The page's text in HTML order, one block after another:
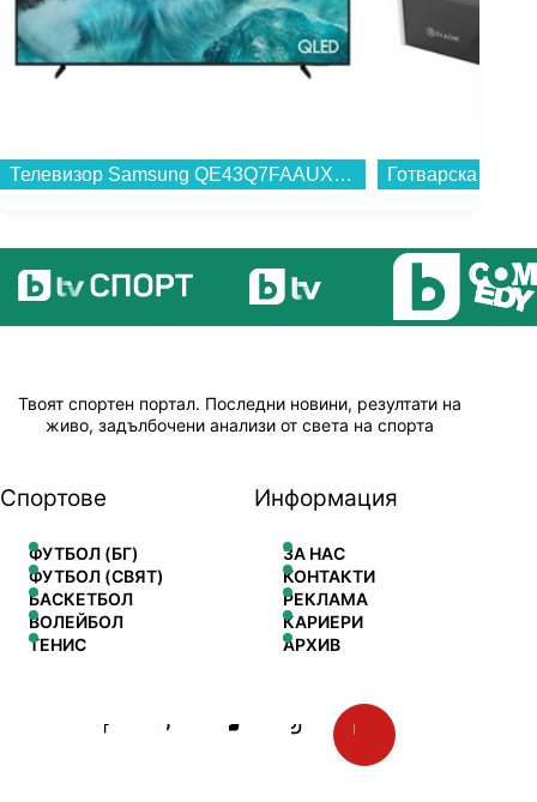
Телевизор Samsung QE43Q7FAAUXXH , 108 см, 3840x2160 UHD-4K , 43 inch, QLED ...
Твоят спортен портал. Последни новини, резултати на
живо, задълбочени анализи от света на спорта
Спортове
ФУТБОЛ (БГ)
ФУТБОЛ (СВЯТ)
БАСКЕТБОЛ
ВОЛЕЙБОЛ
ТЕНИС
Информация
ЗА НАС
КОНТАКТИ
РЕКЛАМА
КАРИЕРИ
АРХИВ